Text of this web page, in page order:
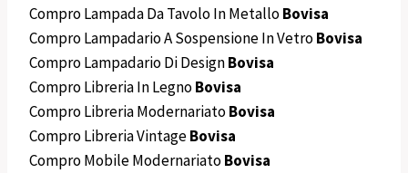
Compro Lampada Da Tavolo In MetalloBovisa
Compro Lampadario A Sospensione In VetroBovisa
Compro Lampadario Di DesignBovisa
Compro Libreria In LegnoBovisa
Compro Libreria ModernariatoBovisa
Compro Libreria VintageBovisa
Compro Mobile ModernariatoBovisa